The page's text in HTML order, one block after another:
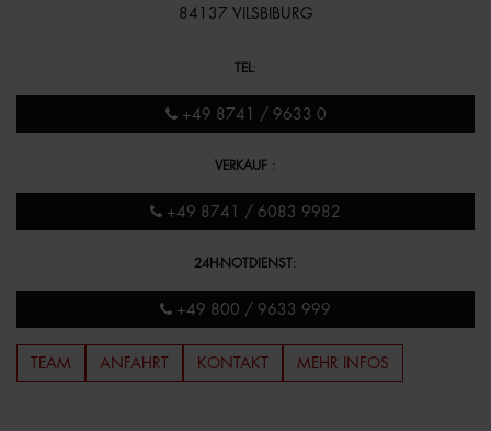
84137 VILSBIBURG
TEL :
+49 8741 / 9633 0
VERKAUF :
+49 8741 / 6083 9982
24H-NOTDIENST:
+49 800 / 9633 999
TEAM ANFAHRT KONTAKT MEHR INFOS